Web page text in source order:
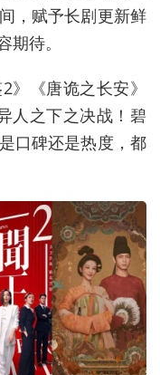
，赋予长剧更新鲜
待。
《唐诡之长安》
人之下之决战！碧
口碑还是热度，都